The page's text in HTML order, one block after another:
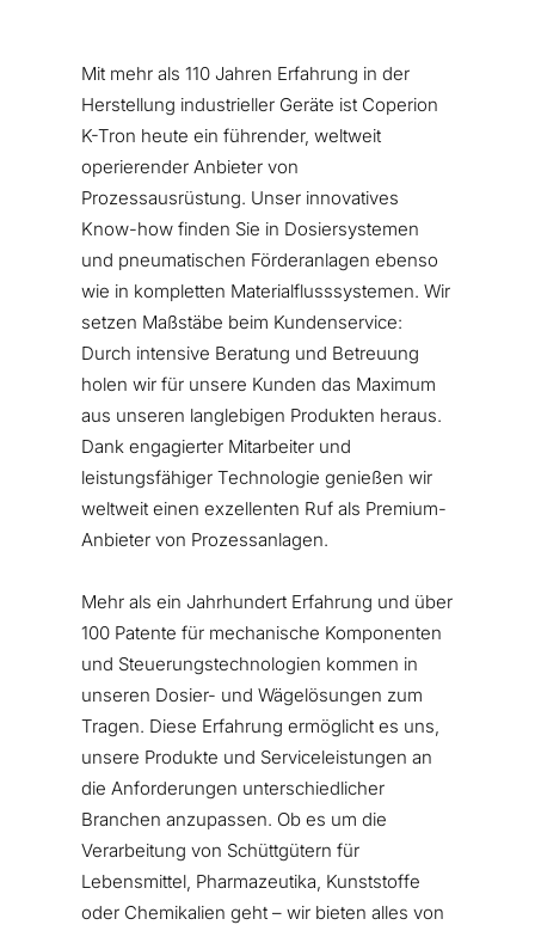
Mit mehr als 110 Jahren Erfahrung in der
Herstellung industrieller Geräte ist Coperion
K-Tron heute ein führender, weltweit
operierender Anbieter von
Prozessausrüstung. Unser innovatives
Know-how finden Sie in Dosiersystemen
und pneumatischen Förderanlagen ebenso
wie in kompletten Materialflusssystemen. Wir
setzen Maßstäbe beim Kundenservice:
Durch intensive Beratung und Betreuung
holen wir für unsere Kunden das Maximum
aus unseren langlebigen Produkten heraus.
Dank engagierter Mitarbeiter und
leistungsfähiger Technologie genießen wir
weltweit einen exzellenten Ruf als Premium-
Anbieter von Prozessanlagen.
Mehr als ein Jahrhundert Erfahrung und über
100 Patente für mechanische Komponenten
und Steuerungstechnologien kommen in
unseren Dosier- und Wägelösungen zum
Tragen. Diese Erfahrung ermöglicht es uns,
unsere Produkte und Serviceleistungen an
die Anforderungen unterschiedlicher
Branchen anzupassen. Ob es um die
Verarbeitung von Schüttgütern für
Lebensmittel, Pharmazeutika, Kunststoffe
oder Chemikalien geht – wir bieten alles von